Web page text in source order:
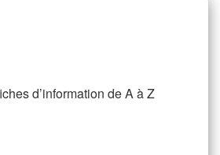
d’information de A à Z